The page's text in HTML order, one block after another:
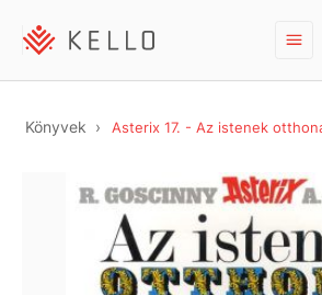
Könyvek Asterix 17. - Az istenek